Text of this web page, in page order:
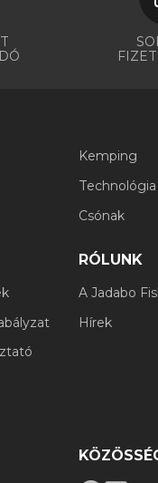
Kemping
Technológia
Csónak
RÓLUNK
A Jadabo
Hírek